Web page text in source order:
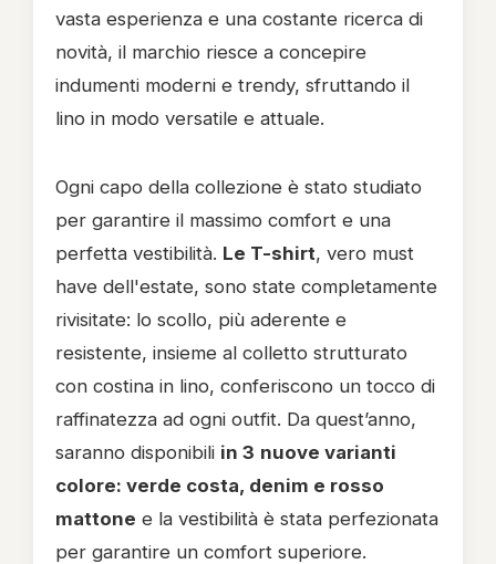
vasta esperienza e una costante ricerca di
novità, il marchio riesce a concepire
indumenti moderni e trendy, sfruttando il
lino in modo versatile e attuale.
Ogni capo della collezione è stato studiato
per garantire il massimo comfort e una
perfetta vestibilità. Le T-shirt, vero must
have dell'estate, sono state completamente
rivisitate: lo scollo, più aderente e
resistente, insieme al colletto strutturato
con costina in lino, conferiscono un tocco di
raffinatezza ad ogni outfit. Da quest’anno,
saranno disponibili in 3 nuove varianti
colore: verde costa, denim e rosso
mattone e la vestibilità è stata perfezionata
per garantire un comfort superiore.